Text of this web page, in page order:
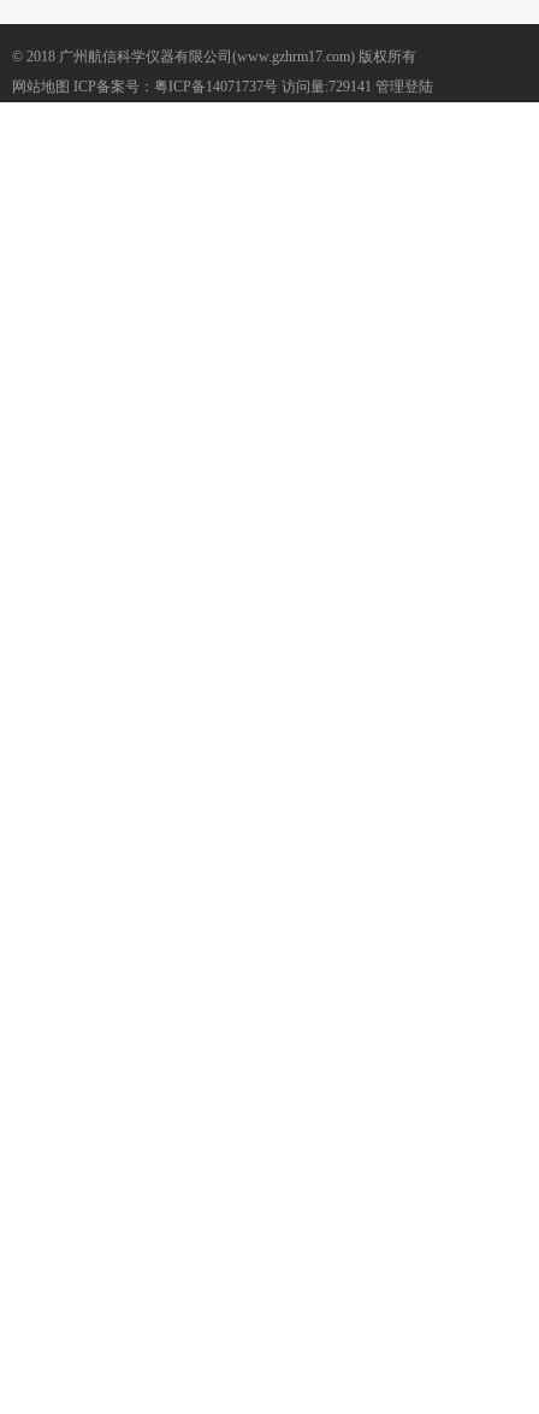
© 2018 广州航信科学仪器有限公司(www.gzhrm17.com) 版权所有
网站地图 ICP备案号： 粤ICP备14071737号 访问量:729141 管理登陆